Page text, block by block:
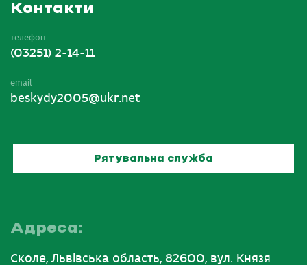
Контакти
телефон
(03251) 2-14-11
email
beskydy2005@ukr.net
Рятувальна служба
Адреса:
Сколе, Львівська область, 82600, вул. Князя